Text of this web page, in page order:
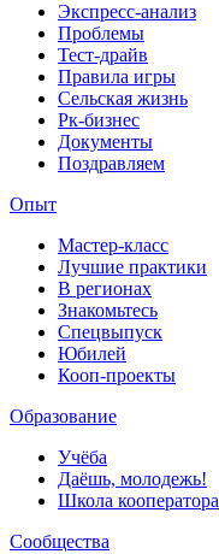
Экспресс-анализ
Проблемы
Тест-драйв
Правила игры
Сельская жизнь
Рк-бизнес
Документы
Поздравляем
Опыт
Мастер-класс
Лучшие практики
В регионах
Знакомьтесь
Спецвыпуск
Юбилей
Кооп-проекты
Образование
Учёба
Даёшь, молодежь!
Школа кооператора
Сообщества